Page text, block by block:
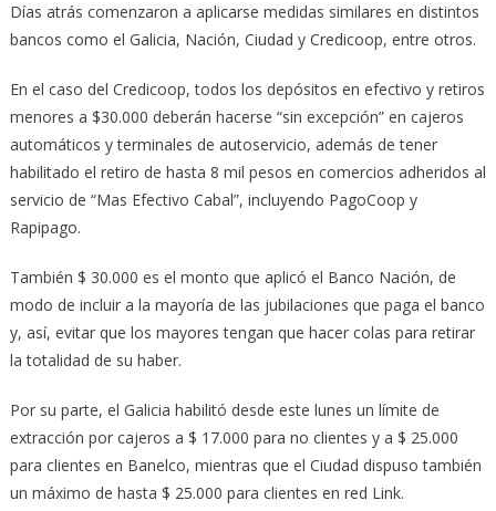
Días atrás comenzaron a aplicarse medidas similares en distintos
bancos como el Galicia, Nación, Ciudad y Credicoop, entre otros.
En el caso del Credicoop, todos los depósitos en efectivo y retiros
menores a $30.000 deberán hacerse “sin excepción” en cajeros
automáticos y terminales de autoservicio, además de tener
habilitado el retiro de hasta 8 mil pesos en comercios adheridos al
servicio de “Mas Efectivo Cabal”, incluyendo PagoCoop y
Rapipago.
También $ 30.000 es el monto que aplicó el Banco Nación, de
modo de incluir a la mayoría de las jubilaciones que paga el banco
y, así, evitar que los mayores tengan que hacer colas para retirar
la totalidad de su haber.
Por su parte, el Galicia habilitó desde este lunes un límite de
extracción por cajeros a $ 17.000 para no clientes y a $ 25.000
para clientes en Banelco, mientras que el Ciudad dispuso también
un máximo de hasta $ 25.000 para clientes en red Link.